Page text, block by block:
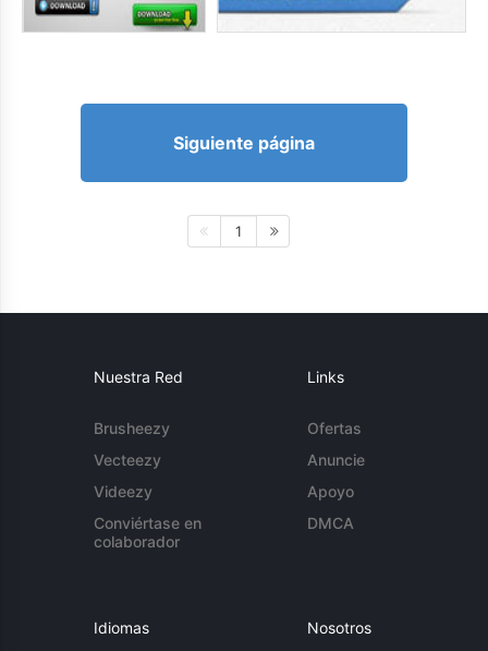
Siguiente página
1
Nuestra Red
Brusheezy
Vecteezy
Videezy
Conviértase en
colaborador
Links
Ofertas
Anuncie
Apoyo
DMCA
Idiomas Nosotros